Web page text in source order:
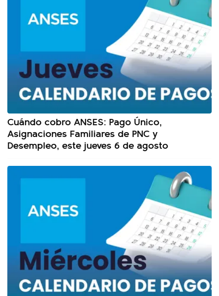
Cuándo cobro ANSES: Pago Único,
Asignaciones Familiares de PNC y
Desempleo, este jueves 6 de agosto